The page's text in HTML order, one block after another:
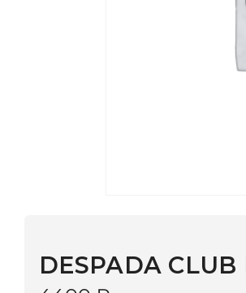
3–5 дней | Промокод